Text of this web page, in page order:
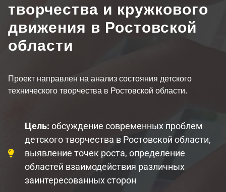
творчества и кружкового
движения в Ростовской
области
Проект направлен на анализ состояния детского
технического творчества в Ростовской области.
Цель: обсуждение современных проблем
детского творчества в Ростовской области,
выявление точек роста, определение
областей взаимодействия различных
заинтересованных сторон